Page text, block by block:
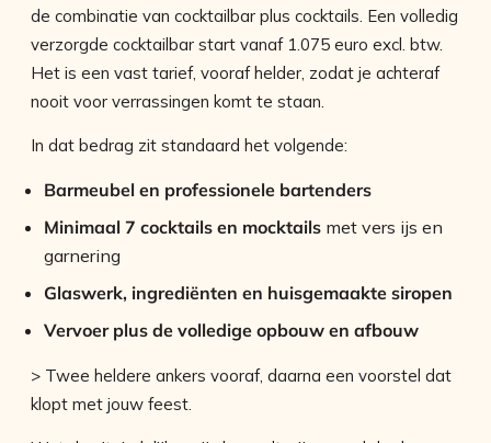
de combinatie van cocktailbar plus cocktails. Een volledig
verzorgde cocktailbar start vanaf 1.075 euro excl. btw.
Het is een vast tarief, vooraf helder, zodat je achteraf
nooit voor verrassingen komt te staan.
In dat bedrag zit standaard het volgende:
Barmeubel en professionele bartenders
Minimaal 7 cocktails en mocktails met vers ijs en
garnering
Glaswerk, ingrediënten en huisgemaakte siropen
Vervoer plus de volledige opbouw en afbouw
> Twee heldere ankers vooraf, daarna een voorstel dat
klopt met jouw feest.